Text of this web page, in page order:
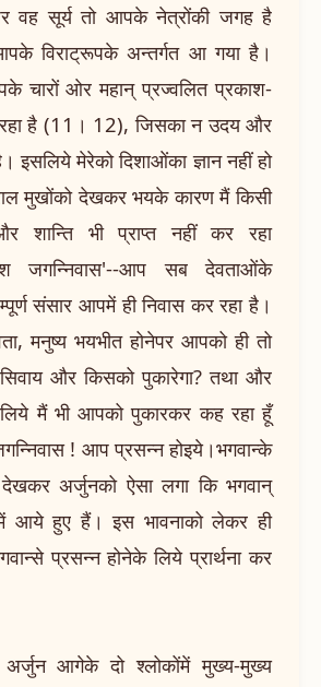
वह सूर्य तो आपके नेत्रोंकी जगह है
विराट्रूपके अन्तर्गत आ गया है।
चारों ओर महान् प्रज्वलित प्रकाश-
रहा है (11। 12), जिसका न उदय और
इसलिये मेरेको दिशाओंका ज्ञान नहीं हो
मुखोंको देखकर भयके कारण मैं किसी
शान्ति भी प्राप्त नहीं कर रहा
जगन्निवास'--आप सब देवताओंके
संसार आपमें ही निवास कर रहा है।
मनुष्य भयभीत होनेपर आपको ही तो
और किसको पुकारेगा? तथा और
मैं भी आपको पुकारकर कह रहा हूँ
! आप प्रसन्न होइये।भगवान्के
अर्जुनको ऐसा लगा कि भगवान्
आये हुए हैं। इस भावनाको लेकर ही
प्रसन्न होनेके लिये प्रार्थना कर
आगेके दो श्लोकोंमें मुख्य-मुख्य